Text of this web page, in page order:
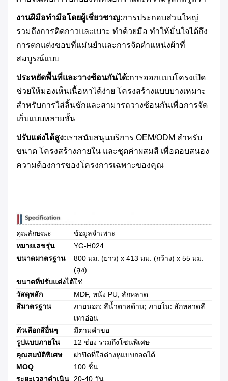
งานฝีมือทำมือโดยผู้เชี่ยวชาญ:การประกอบส่วนใหญ่
รวมถึงการติดกาวและเบาะ ทำด้วยมือ ทำให้มั่นใจได้ถึง
การตกแต่งขอบที่แม่นยำและการจัดตำแหน่งผ้าที่
สมบูรณ์แบบ
ประหยัดพื้นที่และวางซ้อนกันได้:การออกแบบโครงเปิด
ช่วยให้มองเห็นเนื้อหาได้ง่าย โครงสร้างแบบบางเหมาะ
สำหรับการใส่ลิ้นชักและสามารถวางซ้อนกันเพื่อการจัด
เก็บแบบหลายชั้น
ปรับแต่งได้สูง:เราสนับสนุนบริการ OEM/ODM สำหรับ
ขนาด โครงสร้างภายใน และชุดค่าผสมสี เพื่อตอบสนอง
ความต้องการของโครงการเฉพาะของคุณ
คุณลักษณะ
ข้อมูลจำเพาะ
หมายเลขรุ่น
YG-H024
ขนาดมาตรฐาน
800 มม. (ยาว) x 413 มม. (กว้าง) x 55 มม.
(สูง)
ขนาดที่ปรับแต่งได้ใช่
วัสดุหลัก
MDF, หนัง PU, สักหลาด
สีมาตรฐาน
ภายนอก: สีน้ำตาลด้าน; ภายใน: สักหลาดสี
เทาอ่อน
ตัวเลือกสีอื่นๆ
มีตามคำขอ
รูปแบบภายใน
12 ช่อง รวมถึงโซนพิเศษ
คุณสมบัติพิเศษ
ฝาปิดที่ใส่ต่างหูแบบถอดได้
MOQ
100 ชิ้น
ระยะเวลาดำเนิน
20-40 วัน